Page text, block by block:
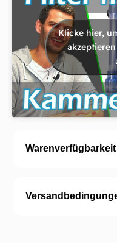
Klicke hier,
Warenverfügbarkeit